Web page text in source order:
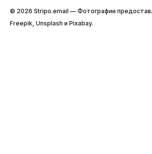
© 2026 Stripо.email — Фотографии
Freepik, Unsplash и Pixabay.